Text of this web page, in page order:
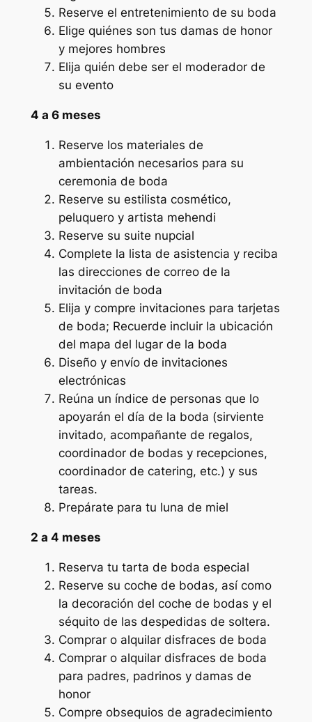
Reserve el entretenimiento de su boda
Elige quiénes son tus damas de honor
y mejores hombres
Elija quién debe ser el moderador de
su evento
4 a 6 meses
Reserve los materiales de
ambientación necesarios para su
ceremonia de boda
Reserve su estilista cosmético,
peluquero y artista mehendi
Reserve su suite nupcial
Complete la lista de asistencia y reciba
las direcciones de correo de la
invitación de boda
Elija y compre invitaciones para tarjetas
de boda; Recuerde incluir la ubicación
del mapa del lugar de la boda
Diseño y envío de invitaciones
electrónicas
Reúna un índice de personas que lo
apoyarán el día de la boda (sirviente
invitado, acompañante de regalos,
coordinador de bodas y recepciones,
coordinador de catering, etc.) y sus
tareas.
Prepárate para tu luna de miel
2 a 4 meses
Reserva tu tarta de boda especial
Reserve su coche de bodas, así como
la decoración del coche de bodas y el
séquito de las despedidas de soltera.
Comprar o alquilar disfraces de boda
Comprar o alquilar disfraces de boda
para padres, padrinos y damas de
honor
Compre obsequios de agradecimiento